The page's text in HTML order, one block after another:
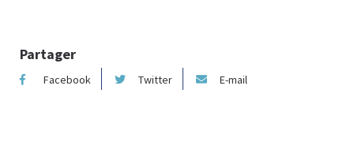
Partager
Facebook Twitter E-mail